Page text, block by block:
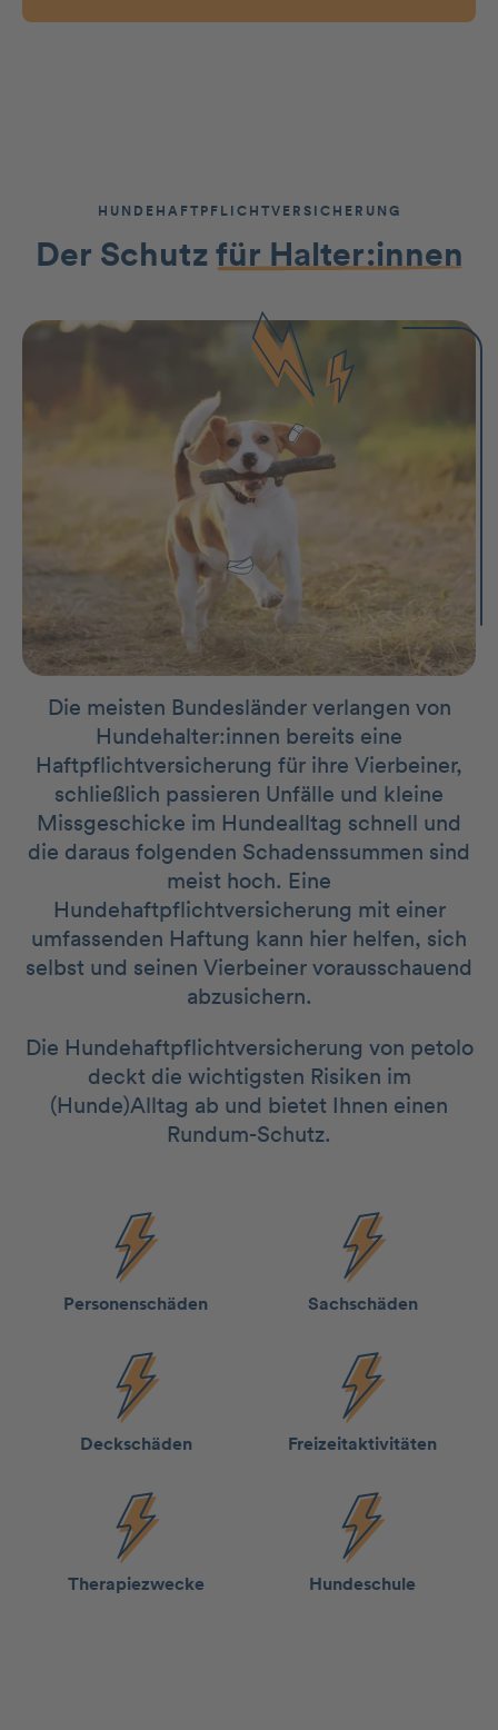
HUNDEHAFTPFLICHTVERSICHERUNG
Der Schutz für Halter:innen
Die meisten Bundesländer verlangen von
Hundehalter:innen bereits eine
Haftpflichtversicherung für ihre Vierbeiner,
schließlich passieren Unfälle und kleine
Missgeschicke im Hundealltag schnell und
die daraus folgenden Schadenssummen sind
meist hoch. Eine
Hundehaftpflichtversicherung mit einer
umfassenden Haftung kann hier helfen, sich
selbst und seinen Vierbeiner vorausschauend
abzusichern.
Die Hundehaftpflichtversicherung von petolo
deckt die wichtigsten Risiken im
(Hunde)Alltag ab und bietet Ihnen einen
Rundum-Schutz.
Personen­schäden Sach­schäden
Deck­schäden Freizeit­aktivitäten
Therapie­­zwecke Hunde­schule